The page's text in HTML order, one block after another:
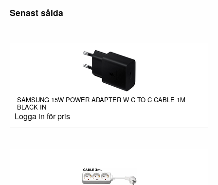
Senast sålda
SAMSUNG 15W POWER ADAPTER W C TO C CABLE 1M
BLACK IN
Logga in för pris